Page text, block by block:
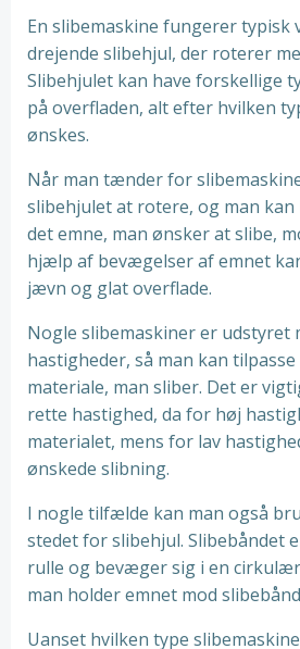
En slibemaskine fungerer typisk
drejende slibehjul, der roterer
Slibehjulet kan have forskellige
på overfladen, alt efter hvilken
ønskes.
Når man tænder for
slibehjulet at rotere, og man
det emne, man ønsker at slibe,
hjælp af bevægelser af emnet
jævn og glat overflade.
Nogle slibemaskiner er udstyret
hastigheder, så man kan
materiale, man sliber. Det er
rette hastighed, da for høj
materialet, mens for lav
ønskede slibning.
I nogle tilfælde kan man også
stedet for slibehjul. Slibebåndet
rulle og bevæger sig i en
man holder emnet mod
Uanset hvilken type